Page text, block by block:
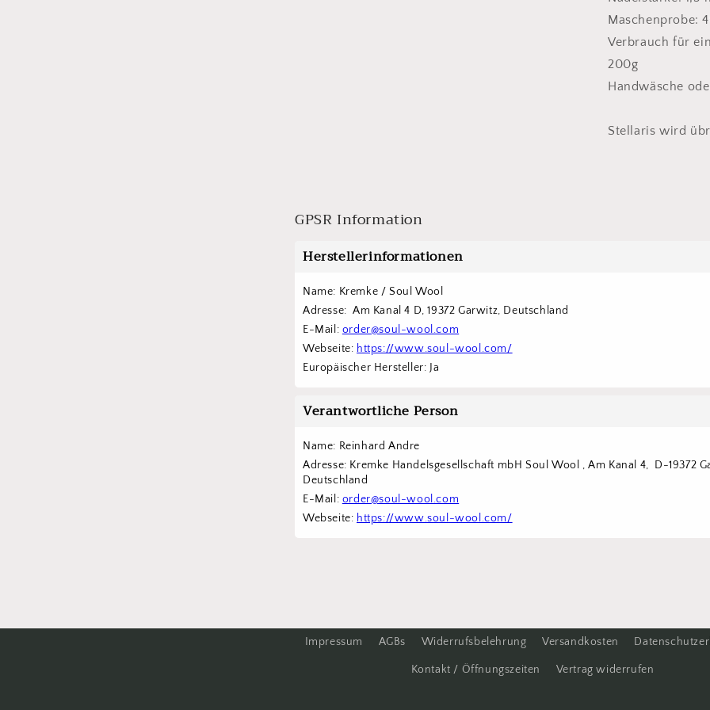
Maschenprobe:
Verbrauch für
200g
Handwäsche
Stellaris wird
GPSR Information
Herstellerinformationen
Name: Kremke / Soul Wool
Adresse:  Am Kanal 4 D, 19372 Garwitz, Deutschland
E-Mail: order@soul-wool.com
Webseite: https://www.soul-wool.com/
Europäischer Hersteller: Ja
Verantwortliche Person
Name: Reinhard Andre
Adresse: Kremke Handelsgesellschaft mbH Soul Wool , Am Kanal 4,  D-19372
Deutschland
E-Mail: order@soul-wool.com
Webseite: https://www.soul-wool.com/
Impressum AGBs Widerrufsbelehrung Versandkosten
Kontakt / Öffnungszeiten Vertrag widerrufen